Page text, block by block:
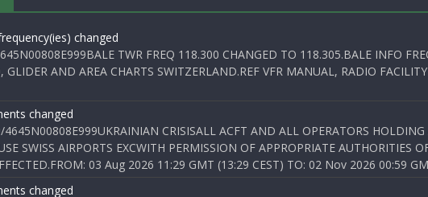
changed
TWR FREQ 118.300 CHANGED TO 118.305.BALE INFO
GLIDER AND AREA CHARTS SWITZERLAND.REF VFR MANUAL, RADIO
changed
CRISISALL ACFT AND ALL OPERATORS HOLDING
SWISS AIRPORTS EXCWITH PERMISSION OF APPROPRIATE AUTHORITIES
03 Aug 2026 11:29 GMT (13:29 CEST) TO: 02 Nov 2026 00:59
changed